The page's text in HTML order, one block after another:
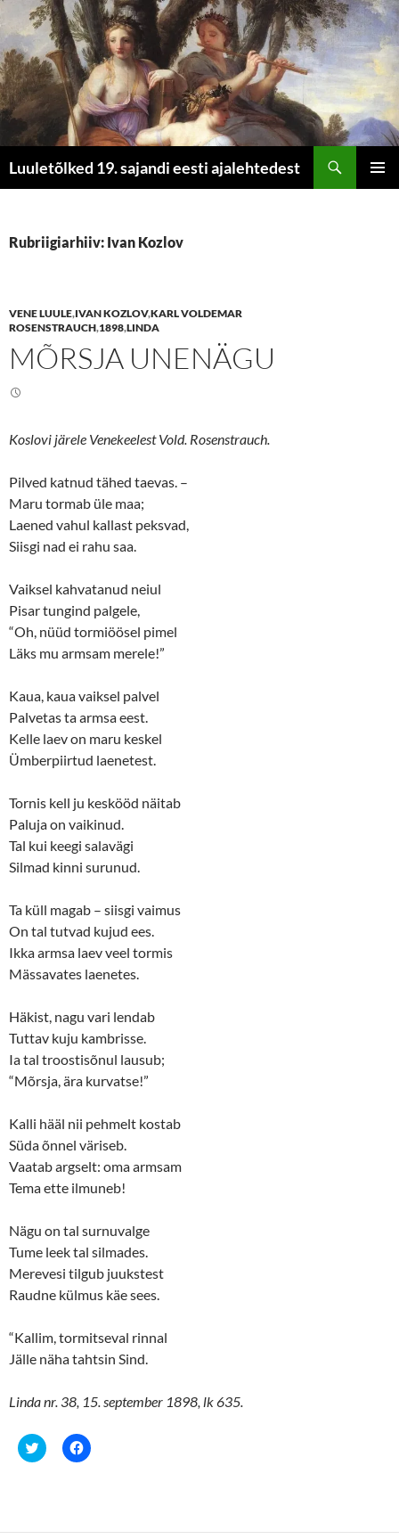
Luuletõlked 19. sajandi eesti ajalehtedest
Rubriigiarhiiv: Ivan Kozlov
VENE LUULE,IVAN KOZLOV,KARL VOLDEMAR
ROSENSTRAUCH,1898,LINDA
MÕRSJA UNENÄGU
Koslovi järele Venekeelest Vold. Rosenstrauch.
Pilved katnud tähed taevas. –
Maru tormab üle maa;
Laened vahul kallast peksvad,
Siisgi nad ei rahu saa.
Vaiksel kahvatanud neiul
Pisar tungind palgele,
“Oh, nüüd tormiöösel pimel
Läks mu armsam merele!”
Kaua, kaua vaiksel palvel
Palvetas ta armsa eest.
Kelle laev on maru keskel
Ümberpiirtud laenetest.
Tornis kell ju keskööd näitab
Paluja on vaikinud.
Tal kui keegi salavägi
Silmad kinni surunud.
Ta küll magab – siisgi vaimus
On tal tutvad kujud ees.
Ikka armsa laev veel tormis
Mässavates laenetes.
Häkist, nagu vari lendab
Tuttav kuju kambrisse.
Ia tal troostisõnul lausub;
“Mõrsja, ära kurvatse!”
Kalli hääl nii pehmelt kostab
Süda õnnel väriseb.
Vaatab argselt: oma armsam
Tema ette ilmuneb!
Nägu on tal surnuvalge
Tume leek tal silmades.
Merevesi tilgub juukstest
Raudne külmus käe sees.
“Kallim, tormitseval rinnal
Jälle näha tahtsin Sind.
Linda nr. 38, 15. september 1898, lk 635.
C
l
C
l